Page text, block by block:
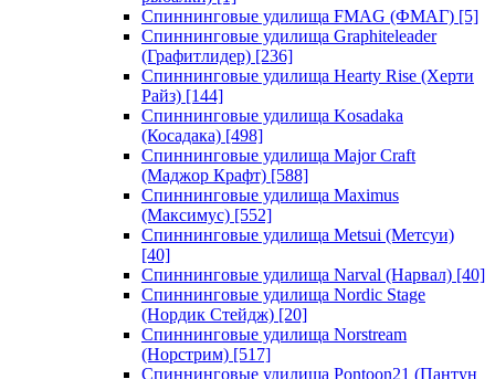
Спиннинговые удилища FMAG (ФМАГ) [5]
Спиннинговые удилища Graphiteleader
(Графитлидер) [236]
Спиннинговые удилища Hearty Rise (Херти
Райз) [144]
Спиннинговые удилища Kosadaka
(Косадака) [498]
Спиннинговые удилища Major Craft
(Маджор Крафт) [588]
Спиннинговые удилища Maximus
(Максимус) [552]
Спиннинговые удилища Metsui (Метсуи)
[40]
Спиннинговые удилища Narval (Нарвал) [40]
Спиннинговые удилища Nordic Stage
(Нордик Стейдж) [20]
Спиннинговые удилища Norstream
(Норстрим) [517]
Спиннинговые удилища Pontoon21 (Пантун